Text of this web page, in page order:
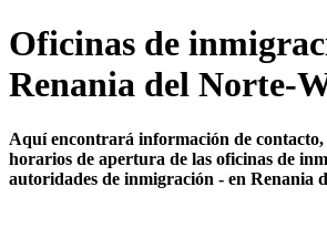
Oficinas de
Renania del Norte-
Aquí encontrará información de contacto,
horarios de apertura de las oficinas de
autoridades de inmigración - en Renania